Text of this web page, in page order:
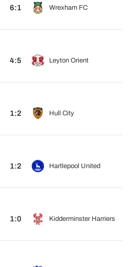
6:1 Wrexham FC
4:5 Leyton Orient
1:2 Hull City
1:2 Hartlepool United
1:0 Kidderminster Harriers